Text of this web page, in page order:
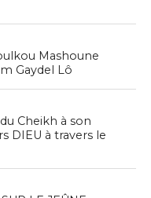
Mashoune
Gaydel Lô
Cheikh à son
DIEU à travers le